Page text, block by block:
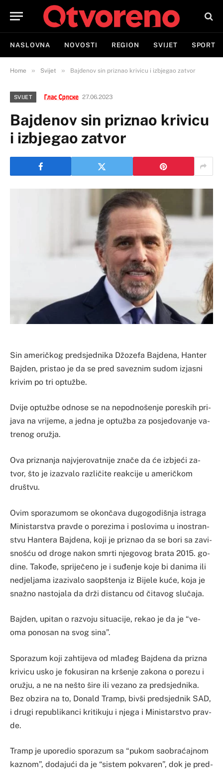
NASLOVNA NOVOSTI REGION SVIJET SPORT
Home » Svijet » Baj­de­nov sin pri­zna­o kri­vi­cu i izbjegao zatvor
SVIJET 27.06.2023
Baj­de­nov sin pri­zna­o kri­vi­cu
i izbjegao zatvor
Sin američkog predsjednika Džozefa Bajdena, Hanter
Bajden, pristao je da se pred saveznim sudom izjasni
krivim po tri optužbe.
Dvi­je op­tužbe odno­se se na ne­po­dno­še­nje po­res­kih pri­
ja­va na vri­je­me, a je­dna je op­tužba za po­sje­do­va­nje va­
tre­nog oružja.
Ova pri­zna­nja naj­vje­ro­va­tni­je znače da će iz­bjeći za­
tvor, što je iza­zva­lo ra­zličite rea­kci­je u ame­ričkom
druš­tvu.
Ovim spo­ra­zu­mom se okončava du­go­go­diš­nja is­tra­ga
Mi­nis­tar­stva prav­de o po­re­zi­ma i po­slo­vi­ma u inos­tran­
stvu Han­te­ra Baj­de­na, ko­ji je pri­znao da se bo­ri sa za­vi­
snošću od dro­ge na­kon smrti nje­go­vog bra­ta 2015. go­
di­ne. Ta­kođe, spri­ječeno je i suđenje ko­je bi da­ni­ma ili
ne­dje­lja­ma iza­zi­va­lo sa­op­šte­nja iz Bi­je­le kuće, ko­ja je
snažno nas­to­ja­la da drži dis­tan­cu od čita­vog slučaja.
Baj­den, upi­tan o ra­zvo­ju si­tu­aci­je, re­kao je da je “ve­
oma po­no­san na svog si­na”.
Spo­ra­zum ko­ji za­hti­je­va od mlađeg Baj­de­na da pri­zna
kri­vi­cu us­ko je fo­ku­si­ran na krše­nje za­ko­na o po­re­zu i
oružju, a ne na ne­što ši­re ili ve­za­no za pred­sje­dni­ka.
Bez ob­zi­ra na to, Do­nald Tramp, biv­ši pred­sje­dnik SAD,
i dru­gi re­pu­bli­kan­ci kri­ti­ku­ju i nje­ga i Mi­nis­tar­stvo prav­
de.
Tramp je upo­re­dio spo­ra­zum sa “pu­kom sao­braćaj­nom
ka­znom”, do­da­jući da je “sis­tem po­kva­ren”, dok je pred­